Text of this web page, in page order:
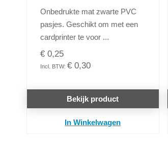
Onbedrukte mat zwarte PVC
pasjes. Geschikt om met een
cardprinter te voor ...
€ 0,25
€ 0,30
Bekijk product
In Winkelwagen